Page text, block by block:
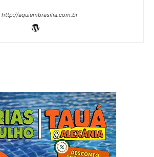
http://aquiembrasilia.com.br